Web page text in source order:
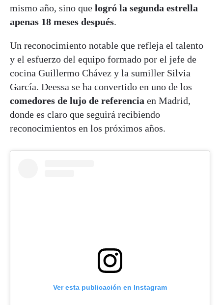
mismo año, sino que logró la segunda estrella
apenas 18 meses después.
Un reconocimiento notable que refleja el talento
y el esfuerzo del equipo formado por el jefe de
cocina Guillermo Chávez y la sumiller Silvia
García. Deessa se ha convertido en uno de los
comedores de lujo de referencia en Madrid,
donde es claro que seguirá recibiendo
reconocimientos en los próximos años.
Ver esta publicación en Instagram